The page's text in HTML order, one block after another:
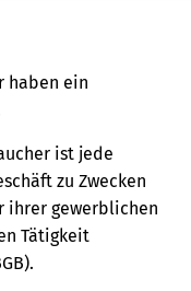
haben ein
ist jede
zu Zwecken
ihrer gewerblichen
Tätigkeit